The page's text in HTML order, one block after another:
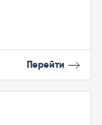
Перейти